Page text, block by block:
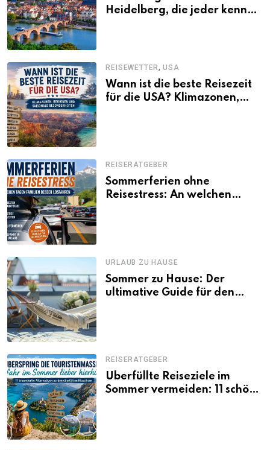
Heidelberg, die jeder kennen
REISEWETTER,USA
Wann ist die beste Reisezeit
für die USA? Klimazonen,
REISERATGEBER
Sommerferien ohne
Reisestress: An welchen
URLAUB ZU HAUSE
Sommer zu Hause: Der
ultimative Guide für den
REISERATGEBER
Überfüllte Reiseziele im
Sommer vermeiden: 11 schöne